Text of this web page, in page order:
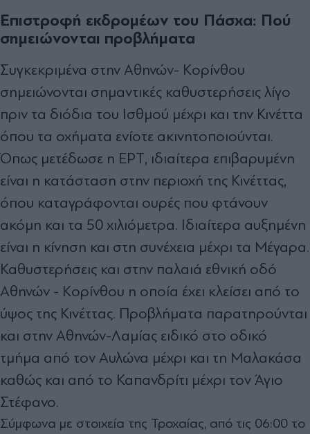
Επιστροφή εκδρομέων του Πάσχα: Πού
σημειώνονται προβλήματα
Συγκεκριμένα στην Αθηνών- Κορίνθου
σημειώνονται σημαντικές καθυστερήσεις λίγο
πριν τα διόδια του Ισθμού μέχρι και την Κινέττα
όπου τα οχήματα ενίοτε ακινητοποιούνται.
Όπως μετέδωσε η ΕΡΤ, ιδιαίτερα επιβαρυμένη
είναι η κατάσταση στην περιοχή της Κινέττας,
όπου καταγράφονται ουρές που φτάνουν
ακόμη και τα 50 χιλιόμετρα. Ιδιαίτερα αυξημένη
είναι η κίνηση και στη συνέχεια μέχρι τα Μέγαρα.
Καθυστερήσεις και στην παλαιά εθνική οδό
Αθηνών - Κορίνθου η οποία έχει κλείσει από το
ύψος της Κινέττας. Προβλήματα παρατηρούνται
και στην Αθηνών-Λαμίας ειδικό στο οδικό
τμήμα από τον Αυλώνα μέχρι και τη Μαλακάσα
καθώς και από το Καπανδρίτι μέχρι τον Άγιο
Στέφανο.
Σύμφωνα με στοιχεία της Τροχαίας, από τις 06:00 το